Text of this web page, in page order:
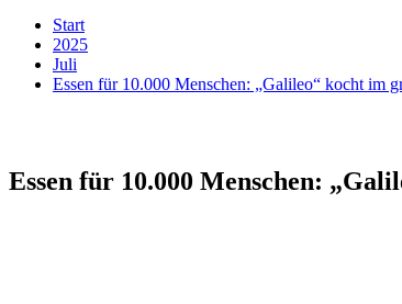
Start
2025
Juli
Essen für 10.000 Menschen: „Galileo“ kocht im
Essen für 10.000 Menschen: